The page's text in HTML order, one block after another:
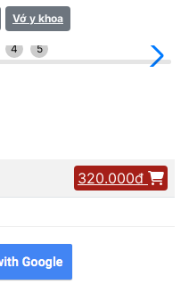
Vớ y khoa
4 5
320.000đ